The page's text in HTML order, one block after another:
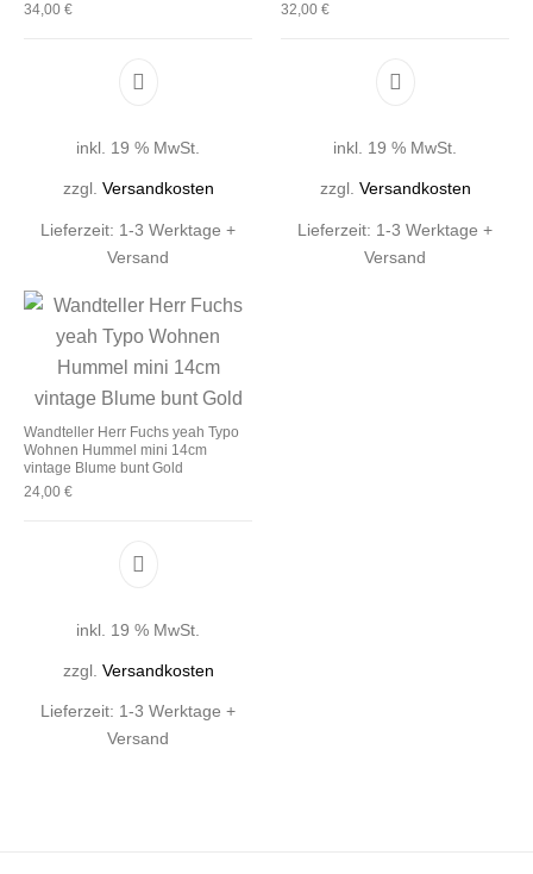
34,00 €
inkl. 19 % MwSt.
zzgl. Versandkosten
Lieferzeit: 1-3 Werktage +
Versand
32,00 €
inkl. 19 % MwSt.
zzgl. Versandkosten
Lieferzeit: 1-3 Werktage +
Versand
Wandteller Herr Fuchs yeah Typo
Wohnen Hummel mini 14cm
vintage Blume bunt Gold
24,00 €
inkl. 19 % MwSt.
zzgl. Versandkosten
Lieferzeit: 1-3 Werktage +
Versand